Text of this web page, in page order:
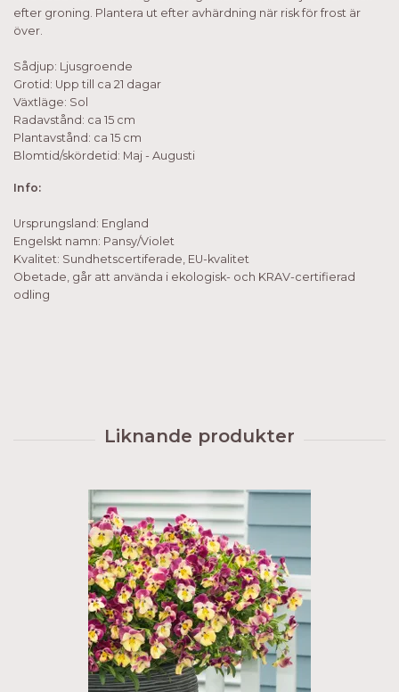
efter groning. Plantera ut efter avhärdning när risk för frost är
över.
Sådjup: Ljusgroende
Grotid: Upp till ca 21 dagar
Växtläge: Sol
Radavstånd: ca 15 cm
Plantavstånd: ca 15 cm
Blomtid/skördetid: Maj - Augusti
Info:
Ursprungsland: England
Engelskt namn: Pansy/Violet
Kvalitet: Sundhetscertiferade, EU-kvalitet
Obetade, går att använda i ekologisk- och KRAV-certifierad
odling